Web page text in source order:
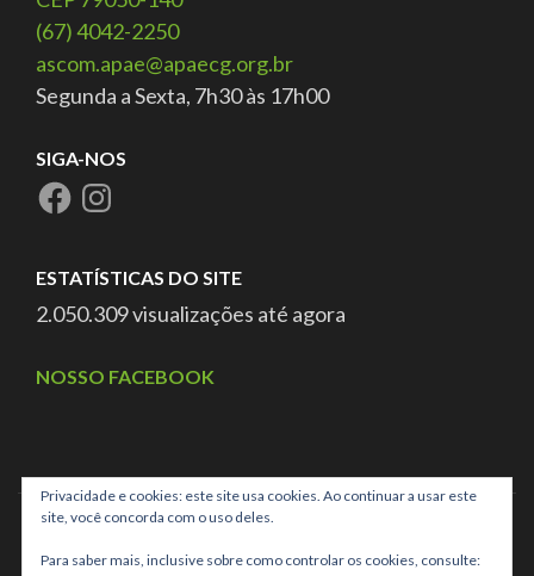
(67) 4042-2250
ascom.apae@apaecg.org.br
Segunda a Sexta, 7h30 às 17h00
SIGA-NOS
ESTATÍSTICAS DO SITE
2.050.309 visualizações até agora
NOSSO FACEBOOK
Privacidade e cookies: este site usa cookies. Ao continuar a usar este
site, você concorda com o uso deles.
Para saber mais, inclusive sobre como controlar os cookies, consulte: